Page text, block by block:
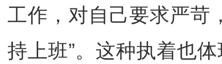
工作，对自己要求严苛
持上班”。这种执着也